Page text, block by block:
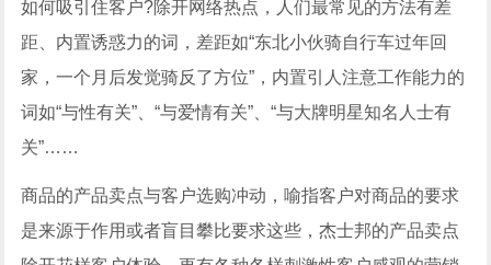
如何吸引住客户?除开网络热点，人们最常见的方法有差
距、内置诱惑力的词，差距如“东北小伙骑自行车过年回
家，一个月后发觉骑反了方位”，内置引人注意工作能力的
词如“与性有关”、“与爱情有关”、“与大牌明星知名人士有
关”……
商品的产品卖点与客户选购冲动，喻指客户对商品的要求
是来源于作用或者盲目攀比要求这些，杰士邦的产品卖点